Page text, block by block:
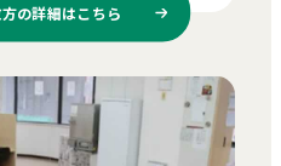
の詳細はこちら